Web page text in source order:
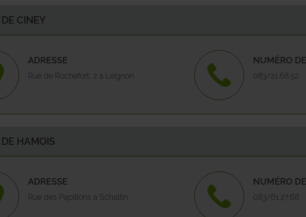
FOSSES-LA-VILLE
FROIDCHAPELLE
CINEY
ADRESSE
Rue de Rochefort, 2 à Leignon
NUMÉRO
083/21.68.52
DE HAMOIS
ADRESSE
Rue des Papillons à Schaltin
NUMÉRO
083/61.27.68